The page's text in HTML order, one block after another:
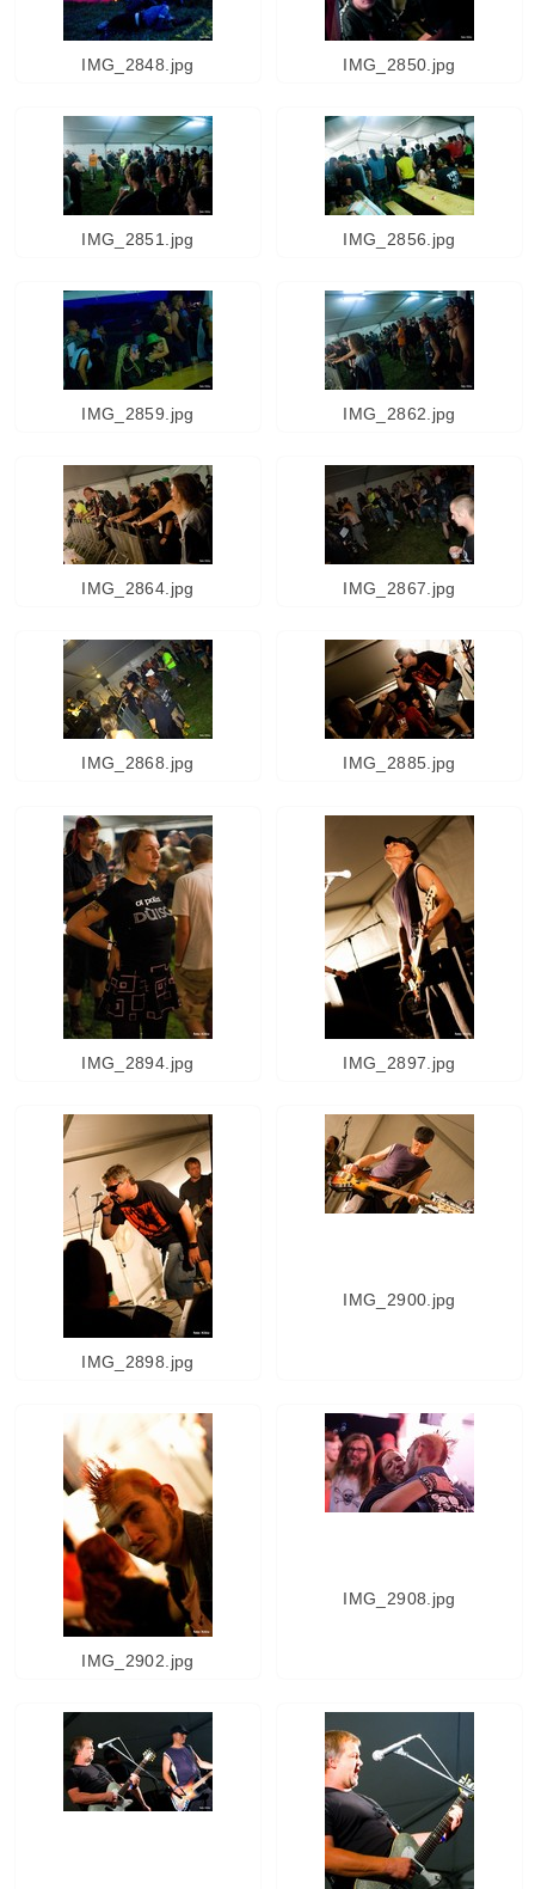
IMG_2848.jpg IMG_2850.jpg
IMG_2851.jpg IMG_2856.jpg
IMG_2859.jpg IMG_2862.jpg
IMG_2864.jpg IMG_2867.jpg
IMG_2868.jpg IMG_2885.jpg
IMG_2894.jpg IMG_2897.jpg
IMG_2898.jpg
IMG_2900.jpg
IMG_2902.jpg
IMG_2908.jpg